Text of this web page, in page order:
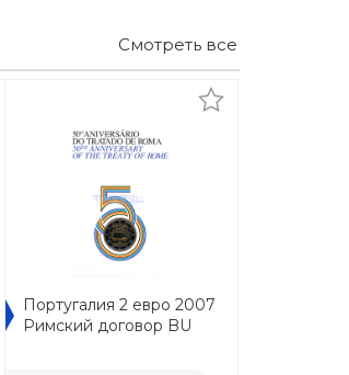
Смотреть все
Португалия 2 евро 2007
Римский договор BU